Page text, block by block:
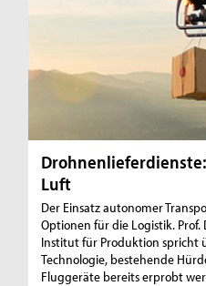
Luft
Der Einsatz autonomer
Optionen für die Logistik. Prof.
Institut für Produktion spricht
Technologie, bestehende
Fluggeräte bereits erprobt